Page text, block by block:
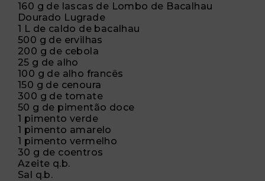
160 g de lascas de Lombo de Bacalhau
Dourado Lugrade
1 L de caldo de bacalhau
500 g de ervilhas
200 g de cebola
25 g de alho
100 g de alho francês
150 g de cenoura
300 g de tomate
50 g de pimentão doce
1 pimento verde
1 pimento amarelo
1 pimento vermelho
30 g de coentros
Azeite q.b.
Sal q.b.